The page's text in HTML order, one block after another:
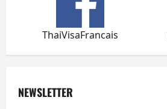
ThaiVisaFrancais
NEWSLETTER